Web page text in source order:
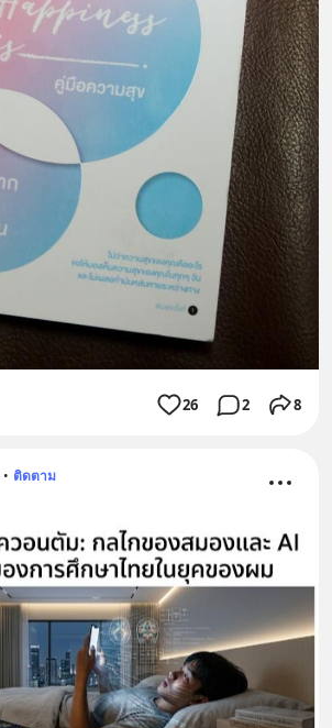
26 2 8
• ติดตาม